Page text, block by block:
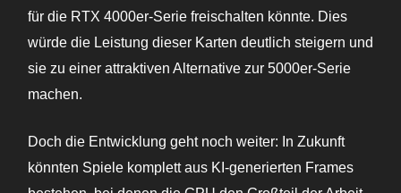
für die RTX 4000er-Serie freischalten könnte. Dies
würde die Leistung dieser Karten deutlich steigern und
sie zu einer attraktiven Alternative zur 5000er-Serie
machen.
Doch die Entwicklung geht noch weiter: In Zukunft
könnten Spiele komplett aus KI-generierten Frames